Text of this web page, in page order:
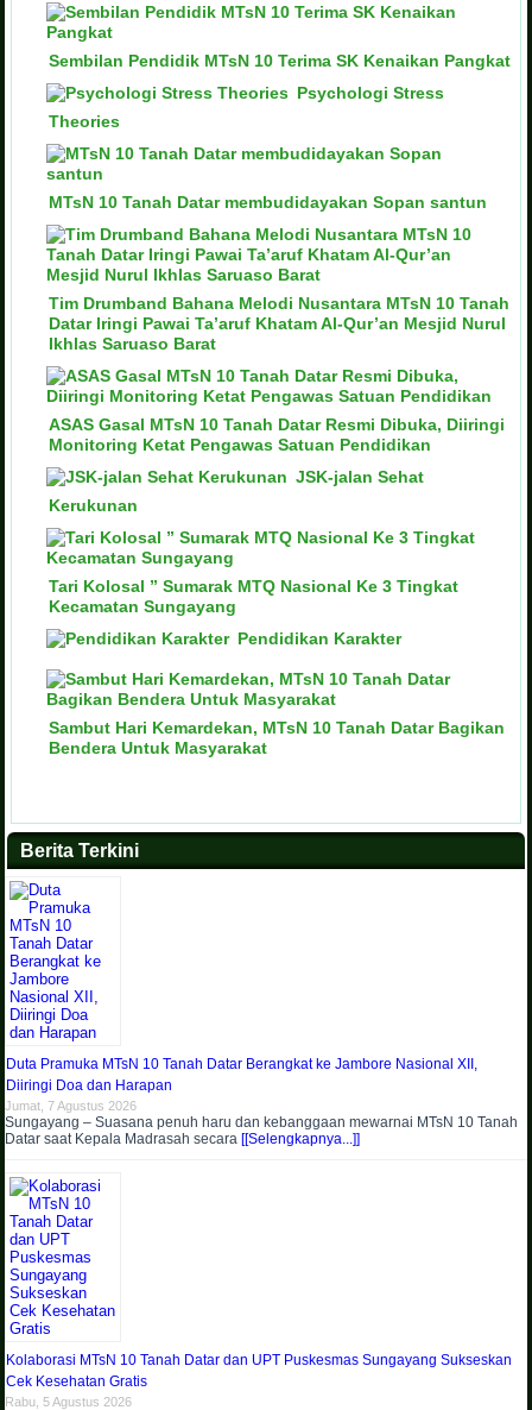
Sembilan Pendidik MTsN 10 Terima SK Kenaikan Pangkat
Psychologi Stress
Theories
MTsN 10 Tanah Datar membudidayakan Sopan santun
Tim Drumband Bahana Melodi Nusantara MTsN 10 Tanah
Datar Iringi Pawai Ta’aruf Khatam Al-Qur’an Mesjid Nurul
Ikhlas Saruaso Barat
ASAS Gasal MTsN 10 Tanah Datar Resmi Dibuka, Diiringi
Monitoring Ketat Pengawas Satuan Pendidikan
JSK-jalan Sehat
Kerukunan
Tari Kolosal ” Sumarak MTQ Nasional Ke 3 Tingkat
Kecamatan Sungayang
Pendidikan Karakter
Sambut Hari Kemardekan, MTsN 10 Tanah Datar Bagikan
Bendera Untuk Masyarakat
Berita Terkini
Duta Pramuka MTsN 10 Tanah Datar Berangkat ke Jambore Nasional XII,
Diiringi Doa dan Harapan
Jumat, 7 Agustus 2026
Sungayang – Suasana penuh haru dan kebanggaan mewarnai MTsN 10 Tanah
Datar saat Kepala Madrasah secara [[Selengkapnya...]]
Kolaborasi MTsN 10 Tanah Datar dan UPT Puskesmas Sungayang Sukseskan
Cek Kesehatan Gratis
Rabu, 5 Agustus 2026